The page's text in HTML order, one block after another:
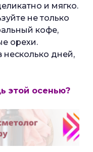
и мягко.
не только
кофе,
орехи.
несколько дней,
этой осенью?